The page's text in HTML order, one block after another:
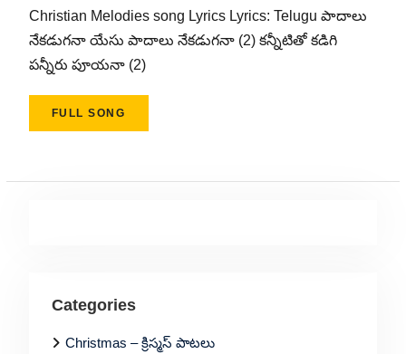
Christian Melodies song Lyrics Lyrics: Telugu పాదాలు
నేకడుగనా యేసు పాదాలు నేకడుగనా (2) కన్నీటితో కడిగి
పన్నీరు పూయనా (2)
FULL SONG
Categories
Christmas – క్రిస్మస్ పాటలు